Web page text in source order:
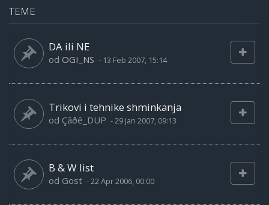
TEME
DA ili NE
od OGI_NS - 13 Feb 2007, 15:14
Trikovi i tehnike shminkanja
od Çâðê_DUP -29 Jan 2007, 09:13
B & W list
od Gost -22 Apr 2006, 00:00